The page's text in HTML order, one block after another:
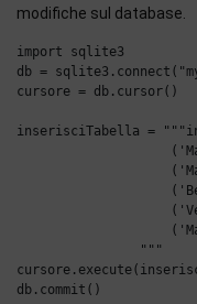
modifiche sul database.
import sqlite3
db =
cursore = db.cursor()
inserisciTabella =
                """